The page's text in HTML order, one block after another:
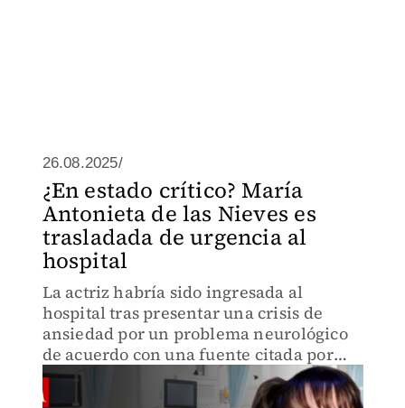
26.08.2025/
¿En estado crítico? María
Antonieta de las Nieves es
trasladada de urgencia al
hospital
La actriz habría sido ingresada al
hospital tras presentar una crisis de
ansiedad por un problema neurológico
de acuerdo con una fuente citada por
una revista de espectáculos de
circulación nacional.